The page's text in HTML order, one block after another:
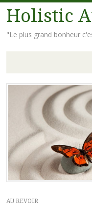
Holistic
"Le plus grand bonheur
Aller
principal
AU REVOIR